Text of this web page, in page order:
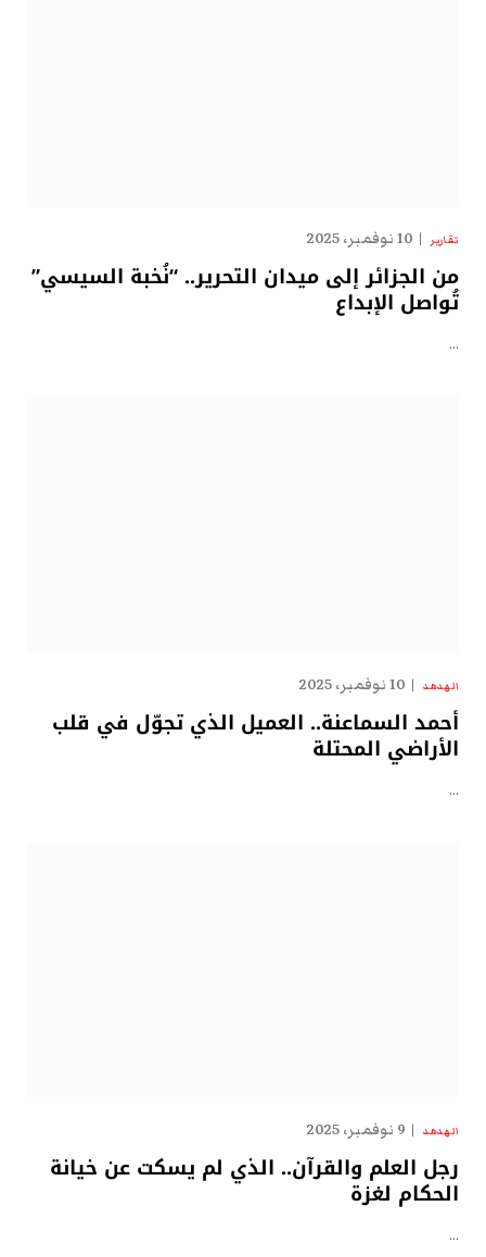
تقارير 10 نوفمبر، 2025
من الجزائر إلى ميدان التحرير.. “نُخبة السيسي”
تُواصل الإبداع
…
الهدهد 10 نوفمبر، 2025
أحمد السماعنة.. العميل الذي تجوّل في قلب
الأراضي المحتلة
…
الهدهد 9 نوفمبر، 2025
رجل العلم والقرآن.. الذي لم يسكت عن خيانة
الحكام لغزة
…